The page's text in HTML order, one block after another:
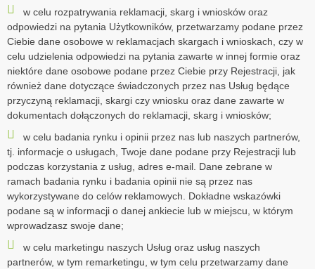
w celu rozpatrywania reklamacji, skarg i wniosków oraz
odpowiedzi na pytania Użytkowników, przetwarzamy podane przez
Ciebie dane osobowe w reklamacjach skargach i wnioskach, czy w
celu udzielenia odpowiedzi na pytania zawarte w innej formie oraz
niektóre dane osobowe podane przez Ciebie przy Rejestracji, jak
również dane dotyczące świadczonych przez nas Usług będące
przyczyną reklamacji, skargi czy wniosku oraz dane zawarte w
dokumentach dołączonych do reklamacji, skarg i wniosków;
w celu badania rynku i opinii przez nas lub naszych partnerów,
tj. informacje o usługach, Twoje dane podane przy Rejestracji lub
podczas korzystania z usług, adres e-mail. Dane zebrane w
ramach badania rynku i badania opinii nie są przez nas
wykorzystywane do celów reklamowych. Dokładne wskazówki
podane są w informacji o danej ankiecie lub w miejscu, w którym
wprowadzasz swoje dane;
w celu marketingu naszych Usług oraz usług naszych
partnerów, w tym remarketingu, w tym celu przetwarzamy dane